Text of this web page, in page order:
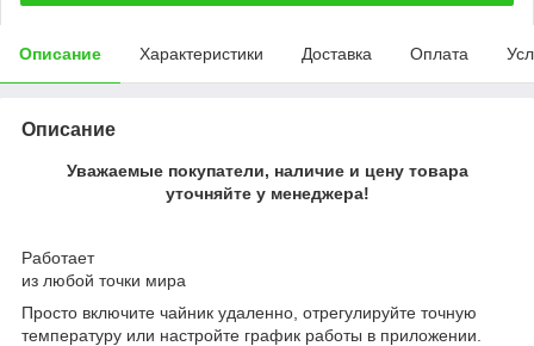
Описание Характеристики Доставка Оплата
Описание
Уважаемые покупатели, наличие и цену товара
уточняйте у менеджера!
Работает
из любой точки мира
Просто включите чайник удаленно, отрегулируйте точную
температуру или настройте график работы в приложении.